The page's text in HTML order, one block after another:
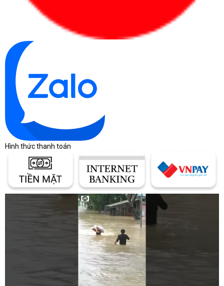
150% trong vòng 47 ~ 25 giây.
Thiết kế thân thiện
Santak C3KR khi hoạt động phát tiếng ồn ở mức siêu thấp, chỉ
từ 40dB trở xuống, tạo sự yên tĩnh cho không gian làm việc,
đồng thời giúp giảm thiểu ô nhiễm môi trường.
Hình thức thanh toán